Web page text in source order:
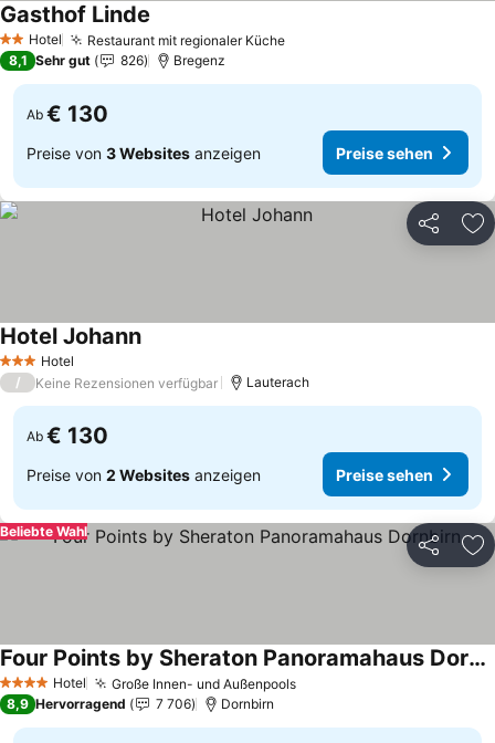
2 Sterne
Hotel Restaurant mit regionaler KüchePreise sehen
Gasthof Linde
8,1 Sehr gut 826 Bregenz
Ab € 130
Preise von 3 Websites anzeigen Preise sehen
Teilen
3 SterneHotel
Hotel JohannPreise sehen
/ Keine Rezensionen verfügbar Lauterach
Ab € 130
Preise von 2 Websites anzeigen Preise sehen
Teilen
Beliebte Wahl
4 Sterne Hotel Große Innen- und AußenpoolsPreise sehen
Four Points by Sheraton Panoramahaus Dornbirn
Preise sehen
8,9 Hervorragend 7 706 Dornbirn